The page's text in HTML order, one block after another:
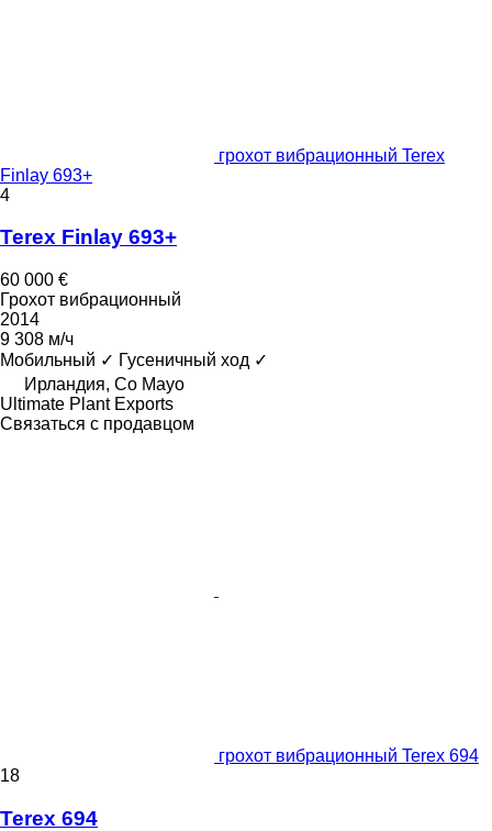
грохот вибрационный Terex
Finlay 693+
4
Terex Finlay 693+
60 000 €
Грохот вибрационный
2014
9 308 м/ч
Мобильный ✓ Гусеничный ход ✓
Ирландия, Co Mayo
Ultimate Plant Exports
Связаться с продавцом
грохот вибрационный Terex 694
18
Terex 694